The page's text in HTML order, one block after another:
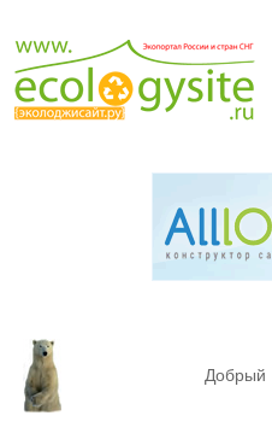
Добрый